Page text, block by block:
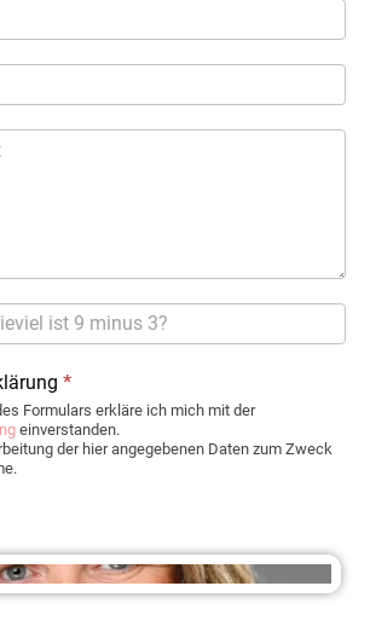
*
Formulars erkläre ich mich mit der
einverstanden.
der hier angegebenen Daten zum Zweck